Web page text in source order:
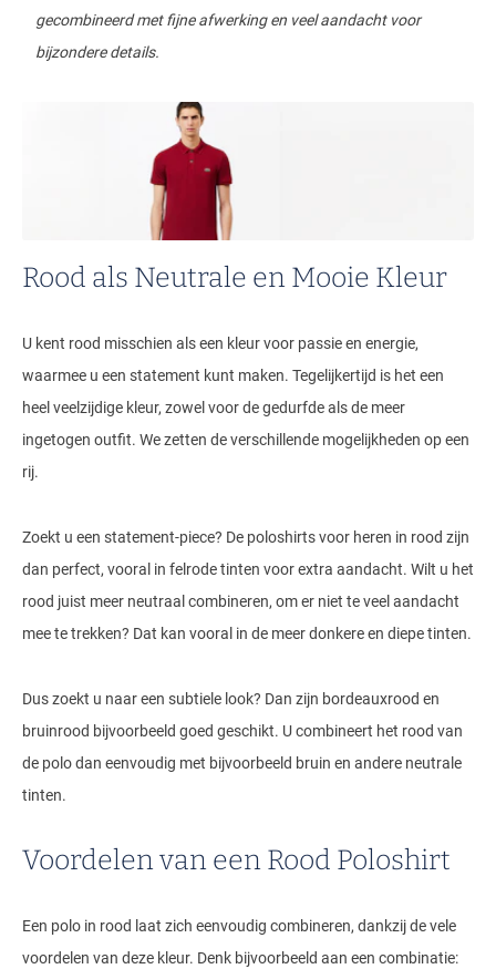
gecombineerd met fijne afwerking en veel aandacht voor
bijzondere details.
Rood als Neutrale en Mooie Kleur
U kent rood misschien als een kleur voor passie en energie,
waarmee u een statement kunt maken. Tegelijkertijd is het een
heel veelzijdige kleur, zowel voor de gedurfde als de meer
ingetogen outfit. We zetten de verschillende mogelijkheden op een
rij.
Zoekt u een statement-piece? De poloshirts voor heren in rood zijn
dan perfect, vooral in felrode tinten voor extra aandacht. Wilt u het
rood juist meer neutraal combineren, om er niet te veel aandacht
mee te trekken? Dat kan vooral in de meer donkere en diepe tinten.
Dus zoekt u naar een subtiele look? Dan zijn bordeauxrood en
bruinrood bijvoorbeeld goed geschikt. U combineert het rood van
de polo dan eenvoudig met bijvoorbeeld bruin en andere neutrale
tinten.
Voordelen van een Rood Poloshirt
Een polo in rood laat zich eenvoudig combineren, dankzij de vele
voordelen van deze kleur. Denk bijvoorbeeld aan een combinatie: